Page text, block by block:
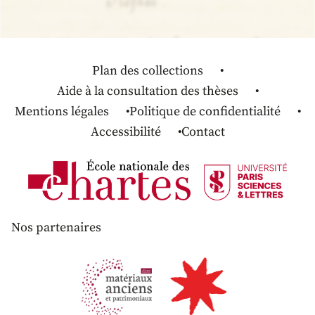
Plan des collections
Aide à la consultation des thèses
Mentions légales
Politique de confidentialité
Accessibilité
Contact
Nos partenaires